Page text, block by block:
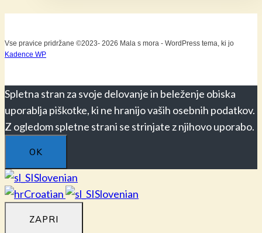
več
izberete
na
strani
izdelka
Vse pravice pridržane ©2023- 2026 Mala s mora - WordPress tema, ki jo
Kadence WP
Spletna stran za svoje delovanje in beleženje obiska
uporablja piškotke, ki ne hranijo vaših osebnih podatkov.
Z ogledom spletne strani se strinjate z njihovo uporabo.
OK
Slovenian
Croatian
Slovenian
ZAPRI